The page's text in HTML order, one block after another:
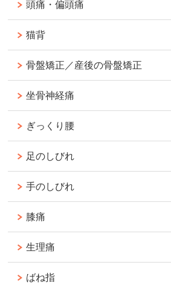
頭痛・偏頭痛
猫背
骨盤矯正／産後の骨盤矯正
坐骨神経痛
ぎっくり腰
足のしびれ
手のしびれ
膝痛
生理痛
ばね指